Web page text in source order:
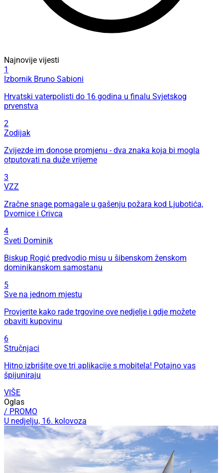
Najnovije vijesti
1
Izbornik Bruno Sabioni
Hrvatski vaterpolisti do 16 godina u finalu Svjetskog
prvenstva
2
Zodijak
Zvijezde im donose promjenu - dva znaka koja bi mogla
otputovati na duže vrijeme
3
VZZ
Zračne snage pomagale u gašenju požara kod Ljubotića,
Dvornice i Crivca
4
Sveti Dominik
Biskup Rogić predvodio misu u šibenskom ženskom
dominikanskom samostanu
5
Sve na jednom mjestu
Provjerite kako rade trgovine ove nedjelje i gdje možete
obaviti kupovinu
6
Stručnjaci
Hitno izbrišite ove tri aplikacije s mobitela! Potajno vas
špijuniraju
VIŠE
Oglas
/ PROMO
U nedjelju, 16. kolovoza